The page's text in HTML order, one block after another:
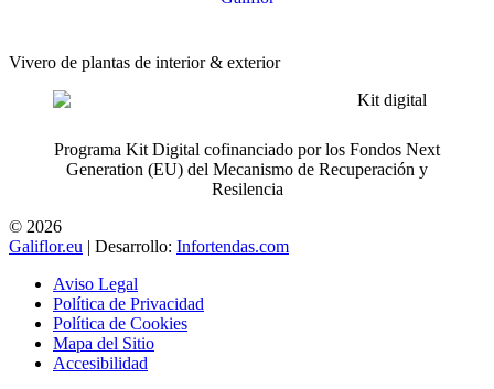
Vivero de plantas de interior & exterior
Programa Kit Digital cofinanciado por los Fondos Next
Generation (EU) del Mecanismo de Recuperación y
Resilencia
© 2026
Galiflor.eu | Desarrollo: Infortendas.com
Aviso Legal
Política de Privacidad
Política de Cookies
Mapa del Sitio
Accesibilidad